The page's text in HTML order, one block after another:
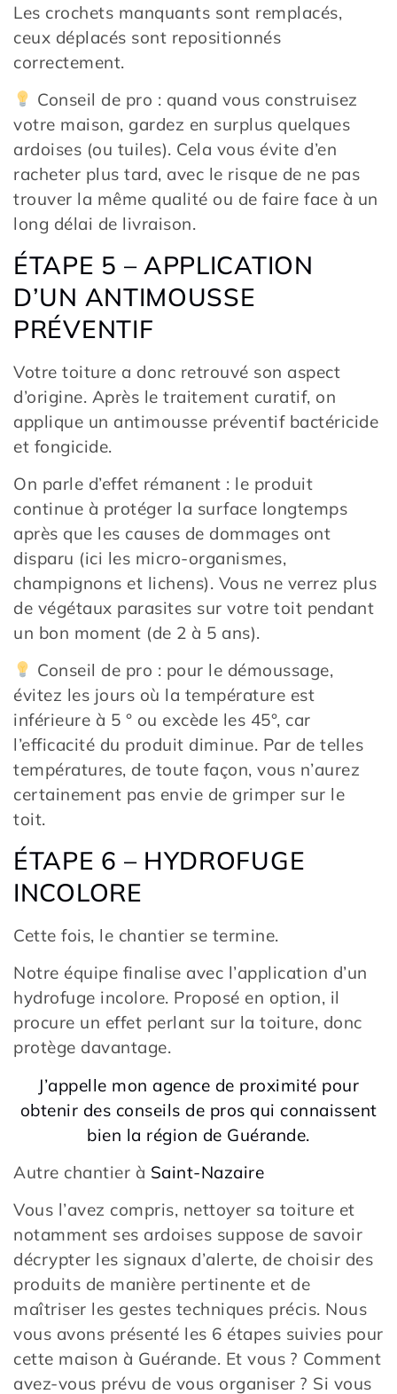
Les crochets manquants sont remplacés,
ceux déplacés sont repositionnés
correctement.
Conseil de pro : quand vous construisez
votre maison, gardez en surplus quelques
ardoises (ou tuiles). Cela vous évite d’en
racheter plus tard, avec le risque de ne pas
trouver la même qualité ou de faire face à un
long délai de livraison.
ÉTAPE 5 – APPLICATION
D’UN ANTIMOUSSE
PRÉVENTIF
Votre toiture a donc retrouvé son aspect
d’origine. Après le traitement curatif, on
applique un antimousse préventif bactéricide
et fongicide.
On parle d’effet rémanent : le produit
continue à protéger la surface longtemps
après que les causes de dommages ont
disparu (ici les micro-organismes,
champignons et lichens). Vous ne verrez plus
de végétaux parasites sur votre toit pendant
un bon moment (de 2 à 5 ans).
Conseil de pro : pour le démoussage,
évitez les jours où la température est
inférieure à 5 ° ou excède les 45°, car
l’efficacité du produit diminue. Par de telles
températures, de toute façon, vous n’aurez
certainement pas envie de grimper sur le
toit.
ÉTAPE 6 – HYDROFUGE
INCOLORE
Cette fois, le chantier se termine.
Notre équipe finalise avec l’application d’un
hydrofuge incolore. Proposé en option, il
procure un effet perlant sur la toiture, donc
protège davantage.
J’appelle mon agence de proximité pour
obtenir des conseils de pros qui connaissent
bien la région de Guérande.
Autre chantier à Saint-Nazaire
Vous l’avez compris, nettoyer sa toiture et
notamment ses ardoises suppose de savoir
décrypter les signaux d’alerte, de choisir des
produits de manière pertinente et de
maîtriser les gestes techniques précis. Nous
vous avons présenté les 6 étapes suivies pour
cette maison à Guérande. Et vous ? Comment
avez-vous prévu de vous organiser ? Si vous